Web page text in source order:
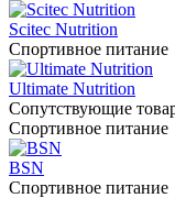
Scitec Nutrition
Спортивное питание
Ultimate Nutrition
Сопутствующие
Спортивное питание
BSN
Спортивное питание